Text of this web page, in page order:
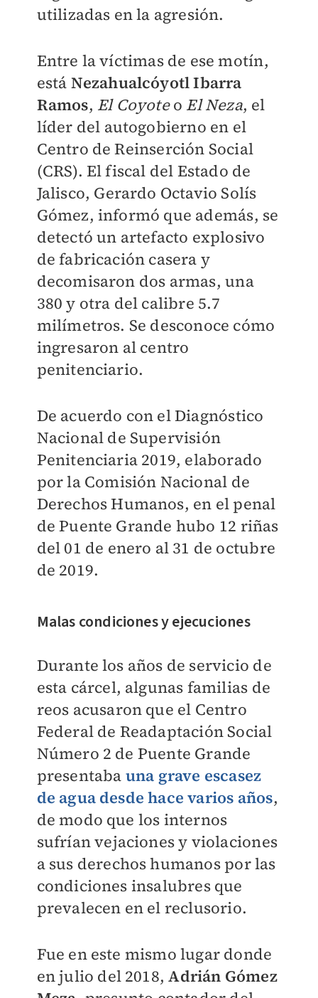
utilizadas en la agresión.
Entre la víctimas de ese motín,
está Nezahualcóyotl Ibarra
Ramos, El Coyoteo El Neza, el
líder del autogobierno en el
Centro de Reinserción Social
(CRS). El fiscal del Estado de
Jalisco, Gerardo Octavio Solís
Gómez, informó que además, se
detectó un artefacto explosivo
de fabricación casera y
decomisaron dos armas, una
380 y otra del calibre 5.7
milímetros. Se desconoce cómo
ingresaron al centro
penitenciario.
De acuerdo con el Diagnóstico
Nacional de Supervisión
Penitenciaria 2019, elaborado
por la Comisión Nacional de
Derechos Humanos, en el penal
de Puente Grande hubo 12 riñas
del 01 de enero al 31 de octubre
de 2019.
Malas condiciones y ejecuciones
Durante los años de servicio de
esta cárcel, algunas familias de
reos acusaron que el Centro
Federal de Readaptación Social
Número 2 de Puente Grande
presentaba una grave escasez
de agua desde hace varios años,
de modo que los internos
sufrían vejaciones y violaciones
a sus derechos humanos por las
condiciones insalubres que
prevalecen en el reclusorio.
Fue en este mismo lugar donde
en julio del 2018,Adrián Gómez